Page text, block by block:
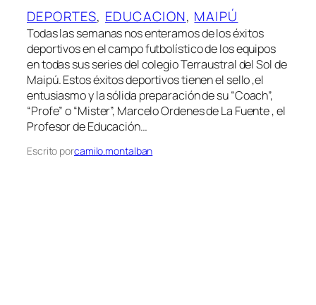
DEPORTES, EDUCACION, MAIPÚ
Todas las semanas nos enteramos de los éxitos
deportivos en el campo futbolístico de los equipos
en todas sus series del colegio Terraustral del Sol de
Maipú. Estos éxitos deportivos tienen el sello ,el
entusiasmo y la sólida preparación de su “Coach”,
“Profe” o “Mister”, Marcelo Ordenes de La Fuente , el
Profesor de Educación…
Escrito porcamilo.montalban